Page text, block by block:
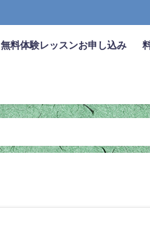
無料体験レッスンお申し込み